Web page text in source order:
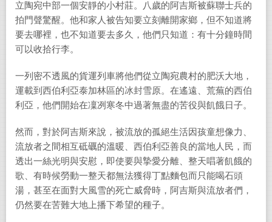
立陶宛中部一個安靜的小村莊。八歲的阿吉斯被蘇聯士兵的
拍門聲驚醒。他和家人被告知要立刻離開家鄉，但不知道將
要去哪裡，也不知道要去多久，他們只知道：有十分鐘時間
可以收拾行李。
一列密不透風的貨運列車將他們從立陶宛農村的肥沃大地，
運載到西伯利亞泰加林區的冰封雪原。在遙遠、荒蕪的西伯
利亞，他們開始在凜冽寒冬中過著無盡的苦役與飢餓日子。
然而，對於阿吉斯來說，被流放的孤絕生活因孩童想像力、
流放者之間相互砥礪的溫暖、西伯利亞善良的當地人民，而
透出一絲光明與安慰，即使要與摯愛分離、整天唱著飢餓的
歌、有時候勞動一整天都無法獲得丁點麵包而只能喝石頭
湯，甚至在面對大風雪的死亡威脅時，阿吉斯與流放者們，
仍然要在苦難大地上播下希望的種子。